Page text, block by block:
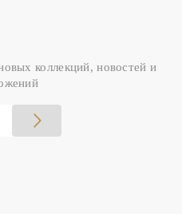
коллекций, новостей и